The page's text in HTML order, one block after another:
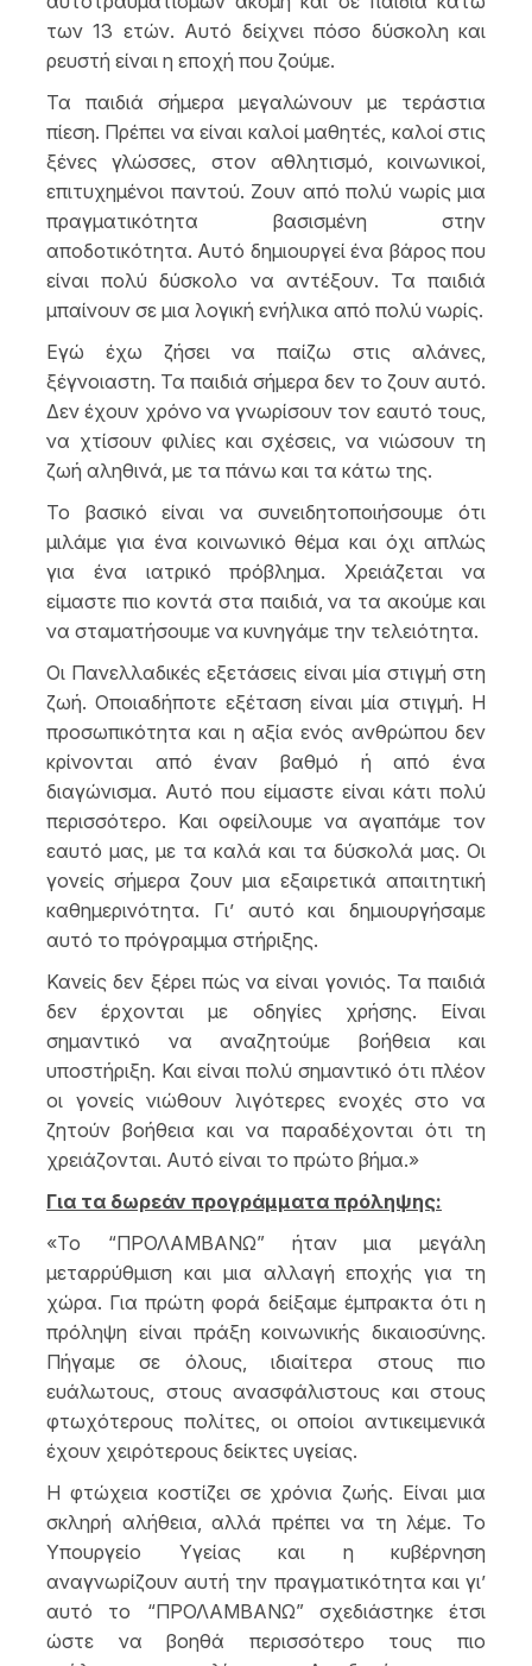
των 13 ετών. Αυτό δείχνει πόσο δύσκολη και
ρευστή είναι η εποχή που ζούμε.
Τα παιδιά σήμερα μεγαλώνουν με τεράστια
πίεση. Πρέπει να είναι καλοί μαθητές, καλοί στις
ξένες γλώσσες, στον αθλητισμό, κοινωνικοί,
επιτυχημένοι παντού. Ζουν από πολύ νωρίς μια
πραγματικότητα βασισμένη στην
αποδοτικότητα. Αυτό δημιουργεί ένα βάρος που
είναι πολύ δύσκολο να αντέξουν. Τα παιδιά
μπαίνουν σε μια λογική ενήλικα από πολύ νωρίς.
Εγώ έχω ζήσει να παίζω στις αλάνες,
ξέγνοιαστη. Τα παιδιά σήμερα δεν το ζουν αυτό.
Δεν έχουν χρόνο να γνωρίσουν τον εαυτό τους,
να χτίσουν φιλίες και σχέσεις, να νιώσουν τη
ζωή αληθινά, με τα πάνω και τα κάτω της.
Το βασικό είναι να συνειδητοποιήσουμε ότι
μιλάμε για ένα κοινωνικό θέμα και όχι απλώς
για ένα ιατρικό πρόβλημα. Χρειάζεται να
είμαστε πιο κοντά στα παιδιά, να τα ακούμε και
να σταματήσουμε να κυνηγάμε την τελειότητα.
Οι Πανελλαδικές εξετάσεις είναι μία στιγμή στη
ζωή. Οποιαδήποτε εξέταση είναι μία στιγμή. Η
προσωπικότητα και η αξία ενός ανθρώπου δεν
κρίνονται από έναν βαθμό ή από ένα
διαγώνισμα. Αυτό που είμαστε είναι κάτι πολύ
περισσότερο. Και οφείλουμε να αγαπάμε τον
εαυτό μας, με τα καλά και τα δύσκολά μας. Οι
γονείς σήμερα ζουν μια εξαιρετικά απαιτητική
καθημερινότητα. Γι’ αυτό και δημιουργήσαμε
αυτό το πρόγραμμα στήριξης.
Κανείς δεν ξέρει πώς να είναι γονιός. Τα παιδιά
δεν έρχονται με οδηγίες χρήσης. Είναι
σημαντικό να αναζητούμε βοήθεια και
υποστήριξη. Και είναι πολύ σημαντικό ότι πλέον
οι γονείς νιώθουν λιγότερες ενοχές στο να
ζητούν βοήθεια και να παραδέχονται ότι τη
χρειάζονται. Αυτό είναι το πρώτο βήμα.»
Για τα δωρεάν προγράμματα πρόληψης:
«Το “ΠΡΟΛΑΜΒΑΝΩ” ήταν μια μεγάλη
μεταρρύθμιση και μια αλλαγή εποχής για τη
χώρα. Για πρώτη φορά δείξαμε έμπρακτα ότι η
πρόληψη είναι πράξη κοινωνικής δικαιοσύνης.
Πήγαμε σε όλους, ιδιαίτερα στους πιο
ευάλωτους, στους ανασφάλιστους και στους
φτωχότερους πολίτες, οι οποίοι αντικειμενικά
έχουν χειρότερους δείκτες υγείας.
Η φτώχεια κοστίζει σε χρόνια ζωής. Είναι μια
σκληρή αλήθεια, αλλά πρέπει να τη λέμε. Το
Υπουργείο Υγείας και η κυβέρνηση
αναγνωρίζουν αυτή την πραγματικότητα και γι’
αυτό το “ΠΡΟΛΑΜΒΑΝΩ” σχεδιάστηκε έτσι
ώστε να βοηθά περισσότερο τους πιο